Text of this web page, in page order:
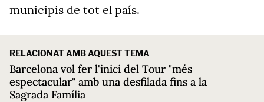
municipis de tot el país.
RELACIONAT AMB AQUEST TEMA
Barcelona vol fer l'inici del Tour "més
espectacular" amb una desfilada fins a la
Sagrada Família